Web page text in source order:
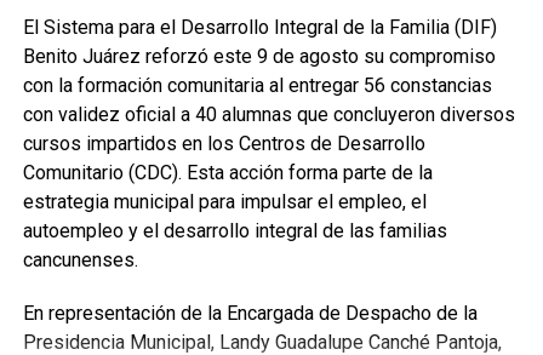
se consolida así como una iniciativa que impulsa la
integración, refuerza los valores institucionales y
promueve una relación más cercana entre la corporación y
la comunidad.
Fuente: 5to Poder Agencia de Noticias
El Sistema para el Desarrollo Integral de la Familia (DIF)
Benito Juárez reforzó este 9 de agosto su compromiso
con la formación comunitaria al entregar 56 constancias
con validez oficial a 40 alumnas que concluyeron diversos
cursos impartidos en los Centros de Desarrollo
Comunitario (CDC). Esta acción forma parte de la
estrategia municipal para impulsar el empleo, el
autoempleo y el desarrollo integral de las familias
cancunenses.
En representación de la Encargada de Despacho de la
Presidencia Municipal, Landy Guadalupe Canché Pantoja,